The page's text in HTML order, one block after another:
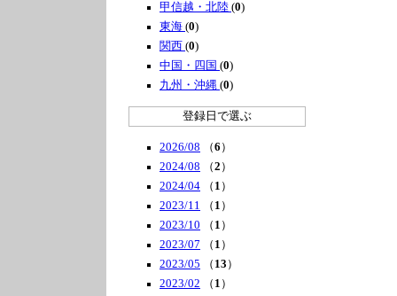
甲信越・北陸 (0)
東海 (0)
関西 (0)
中国・四国 (0)
九州・沖縄 (0)
登録日で選ぶ
2026/08 （6 ）
2024/08 （2 ）
2024/04 （ 1 ）
2023/11 （ 1 ）
2023/10 （ 1 ）
2023/07 （ 1 ）
2023/05 （ 13 ）
2023/02 （ 1 ）